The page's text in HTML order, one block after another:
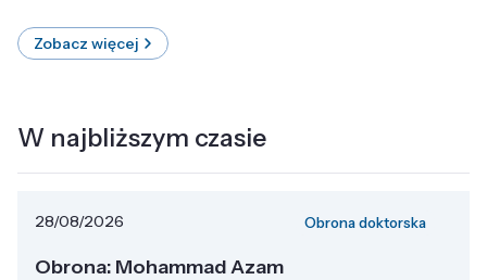
Zobacz więcej
W najbliższym czasie
28/08/2026 Obrona doktorska
Obrona: Mohammad Azam